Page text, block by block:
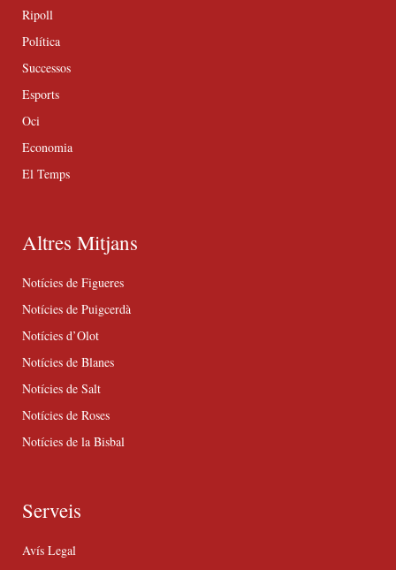
Ripoll
Política
Successos
Esports
Oci
Economia
El Temps
Altres Mitjans
Notícies de Figueres
Notícies de Puigcerdà
Notícies d’Olot
Notícies de Blanes
Notícies de Salt
Notícies de Roses
Notícies de la Bisbal
Serveis
Avís Legal